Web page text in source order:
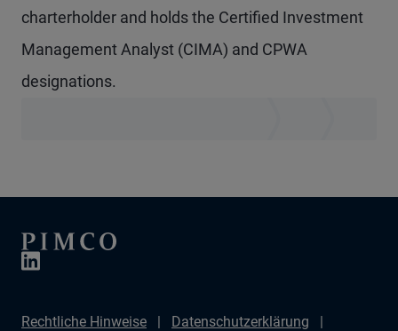
charterholder and holds the Certified Investment
Management Analyst (CIMA) and CPWA
designations.
Rechtliche Hinweise
Datenschutzerklärung